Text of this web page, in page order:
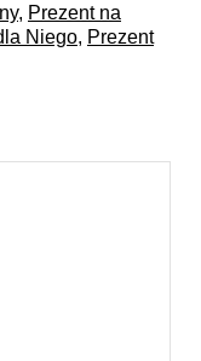
, Prezent na
Niego, Prezent